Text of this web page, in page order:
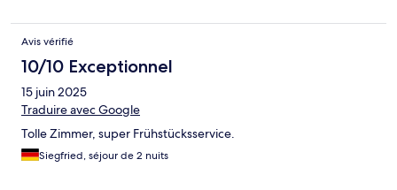
Avis vérifié
10/10 Exceptionnel
15 juin 2025
Traduire avec Google
Tolle Zimmer, super Frühstücksservice.
Siegfried, séjour de 2 nuits